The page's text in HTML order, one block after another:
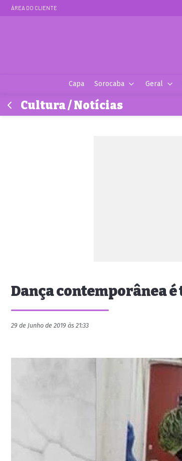
ÁREA DO CLIENTE
Capa Sorocaba Geral
Cultura / Notícias
Dança contemporânea
29 de Junho de 2019 às 21:33